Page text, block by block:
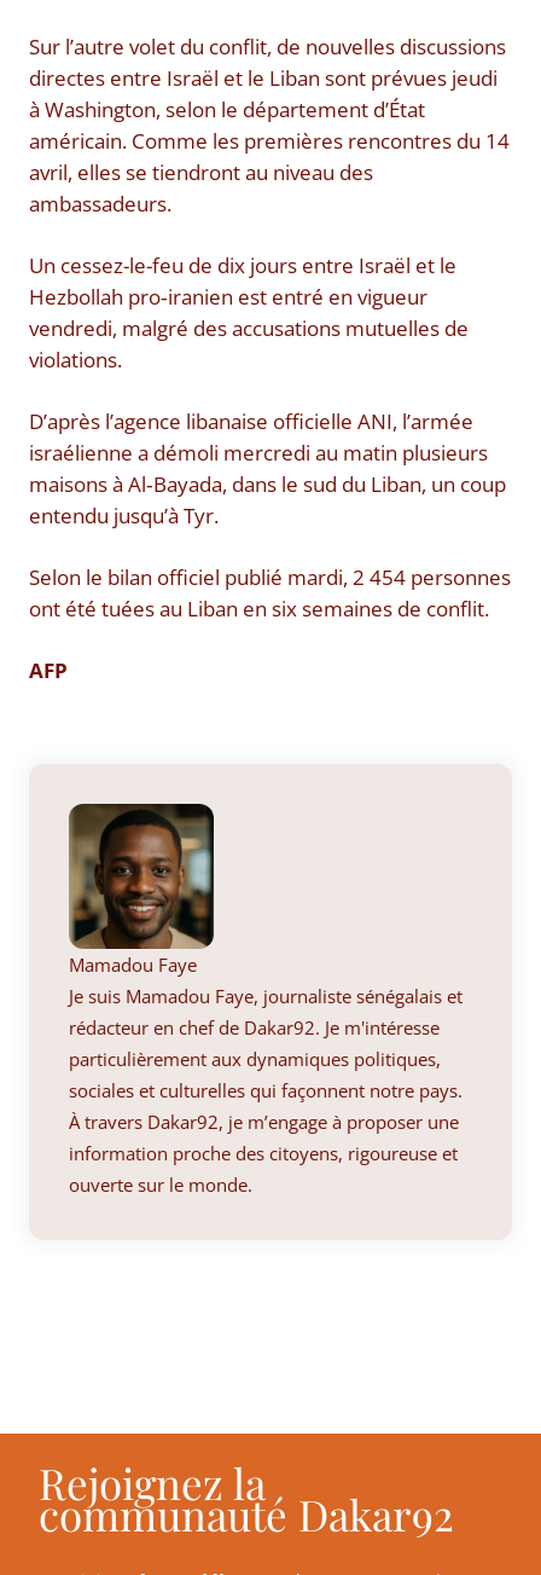
Sur l’autre volet du conflit, de nouvelles discussions
directes entre Israël et le Liban sont prévues jeudi
à Washington, selon le département d’État
américain. Comme les premières rencontres du 14
avril, elles se tiendront au niveau des
ambassadeurs.
Un cessez-le-feu de dix jours entre Israël et le
Hezbollah pro‑iranien est entré en vigueur
vendredi, malgré des accusations mutuelles de
violations.
D’après l’agence libanaise officielle ANI, l’armée
israélienne a démoli mercredi au matin plusieurs
maisons à Al‑Bayada, dans le sud du Liban, un coup
entendu jusqu’à Tyr.
Selon le bilan officiel publié mardi, 2 454 personnes
ont été tuées au Liban en six semaines de conflit.
AFP
Mamadou Faye
Je suis Mamadou Faye, journaliste sénégalais et
rédacteur en chef de Dakar92. Je m'intéresse
particulièrement aux dynamiques politiques,
sociales et culturelles qui façonnent notre pays.
À travers Dakar92, je m’engage à proposer une
information proche des citoyens, rigoureuse et
ouverte sur le monde.
Rejoignez la
communauté Dakar92